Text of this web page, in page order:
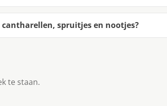
spruitjes en nootjes?
te staan.